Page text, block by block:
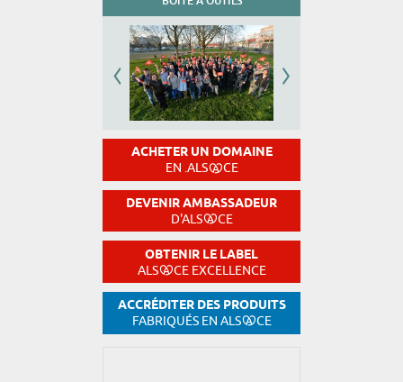
ACHETER UN DOMAINE
EN .ALS CE
DEVENIR AMBASSADEUR
D'ALS CE
OBTENIR LE LABEL
ALS CE EXCELLENCE
ACCRÉDITER DES PRODUITS
FABRIQUÉS EN ALS CE